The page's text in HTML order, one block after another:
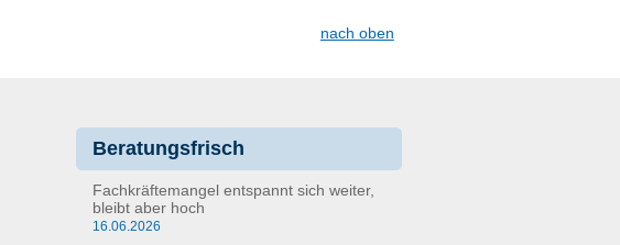
nach oben
Beratungsfrisch
Fachkräftemangel entspannt sich weiter,
bleibt aber hoch
16.06.2026